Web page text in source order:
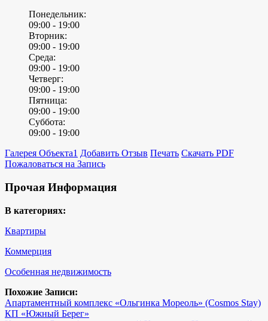
Понедельник:
09:00 - 19:00
Вторник:
09:00 - 19:00
Среда:
09:00 - 19:00
Четверг:
09:00 - 19:00
Пятница:
09:00 - 19:00
Суббота:
09:00 - 19:00
Галерея Объекта1 Добавить Отзыв Печать Скачать PDF
Пожаловаться на Запись
Прочая Информация
В категориях:
Квартиры
Коммерция
Особенная недвижимость
Похожие Записи:
Апартаментный комплекс «Ольгинка Мореоль» (Cosmos Stay)
КП «Южный Берег»